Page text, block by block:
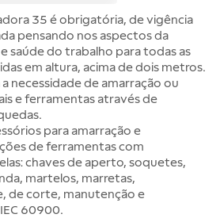
35 é obrigatória, de vigência
pensando nos aspectos da
saúde do trabalho para todas as
em altura, acima de dois metros.
necessidade de amarração ou
e ferramentas através de
para amarração e
de ferramentas com
chaves de aperto, soquetes,
martelos, marretas,
de corte, manutenção e
60900.